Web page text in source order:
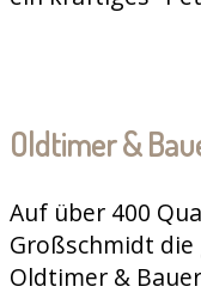
Oldtimer &
Auf über 400
Großschmidt
Oldtimer &